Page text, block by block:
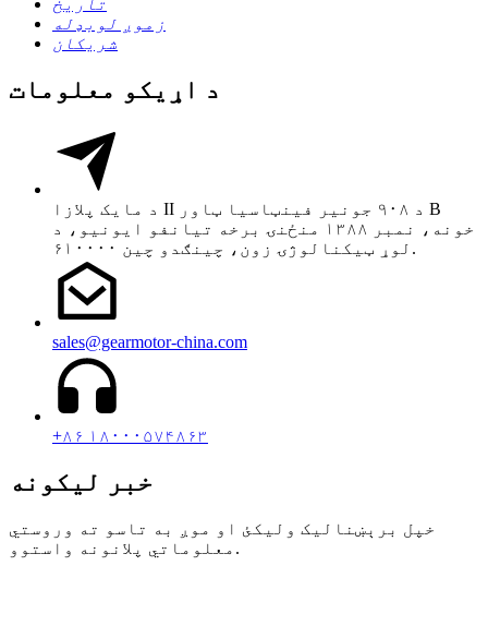
زموږ لوبډله
شریکان
د اړیکو معلومات
د مایک پلازا II د ۹۰۸ جونیر فینټاسیا ټاور B
خونه، نمبر ۱۳۸۸ منځنۍ برخه تیانفو ایونیو، د
لوړ ټیکنالوژۍ زون، چینګدو چین ۶۱۰۰۰۰.
sales@gearmotor-china.com
+۸۶ ۱۸۰۰۰۵۷۴۸۶۳
خبر لیکونه
خپل برېښنالیک ولیکئ او موږ به تاسو ته وروستي
معلوماتي پلانونه واستوو.